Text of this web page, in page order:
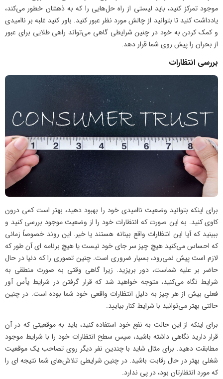
موجود تمرکز کنید، باید لیستی از راه حل‌هایی را که به ذهنتان خطور می‌کند،
یادداشت کنید تا بتوانید از چالش مورد نظر عبور کنید. باور کنید غلبه بر ناامیدی
و کمک کردن به خود در چنین شرایطی گاهی می‌تواند راهی طلایی برای عبور
از بحران را پیش روی شما قرار دهد.
بررسی انتظارات
برای اینکه بتوانید وضعیت ناامیدی خود را بهبود دهید، بهتر است کمی درون
کاوی کنید. به این صورت که انتظارات خود را از وضعیت موجود بررسی کنید و
ببینید که آیا این انتظارات واقع بینانه هستند یا خیر. این روند خصوصاً زمانی
که احساس می‌کنید هیچ چیز سر جای خود نیست یا هیچ برنامه ای آن طور که
لازم است پیش نمی‌رود، بسیار ضروری است. چنین تصوری را که دنیا در حال
حاضر بر علیه شماست، دور بریزید. زیرا گاهی وقتی به صورت منطقی به
شرایط نگاه می‌کنید، متوجه خواهید شد که قرار گرفتن در شرایط یأس آور
فعلی بیش از هر چیز به دلیل انتظارات واقعی خود شما بوده است. در چنین
حالتی بهتر می‌توانید با شرایط کنار بیایید.
برای اینکه از این حالت به نفع خود استفاده کنید، باید به موقعیتی که در آن
قرار دارید نگاهی داشته باشید، سپس سطح انتظارات خود را با شرایط موجود
مطابقت دهید. برای مثال شاید با چندین نفر دیگر روی تصاحب یک موقعیت
شغلی بهتر در حال رقابت باشید. در چنین شرایطی تلاش‌های شما نتیجه ای را
که مورد انتظارتان بود، در پی ندارد.